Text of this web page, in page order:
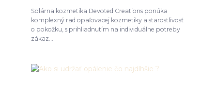
Solárna kozmetika Devoted Creations ponúka
komplexný rad opaľovacej kozmetiky a starostlivosť
o pokožku, s prihliadnutím na individuálne potreby
zákaz...